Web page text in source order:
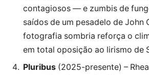
contagiosos — e zumbis de
saídos de um pesadelo de John
fotografia sombria reforça o
em total oposição ao lirismo de
Pluribus (2025-presente) –